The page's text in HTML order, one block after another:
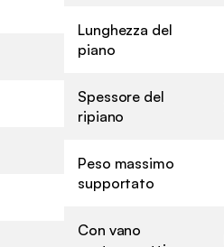
Lunghezza del
piano
Spessore del
ripiano
Peso massimo
supportato
Con vano